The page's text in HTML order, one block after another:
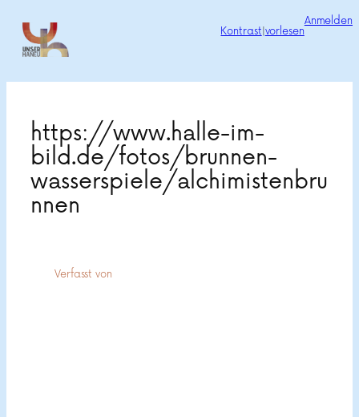
Zum
Inhalt
springen
Kontrast vorlesen
Anmelden
https://www.halle-im-
bild.de/fotos/brunnen-
wasserspiele/alchimistenbru
nnen
Verfasst von